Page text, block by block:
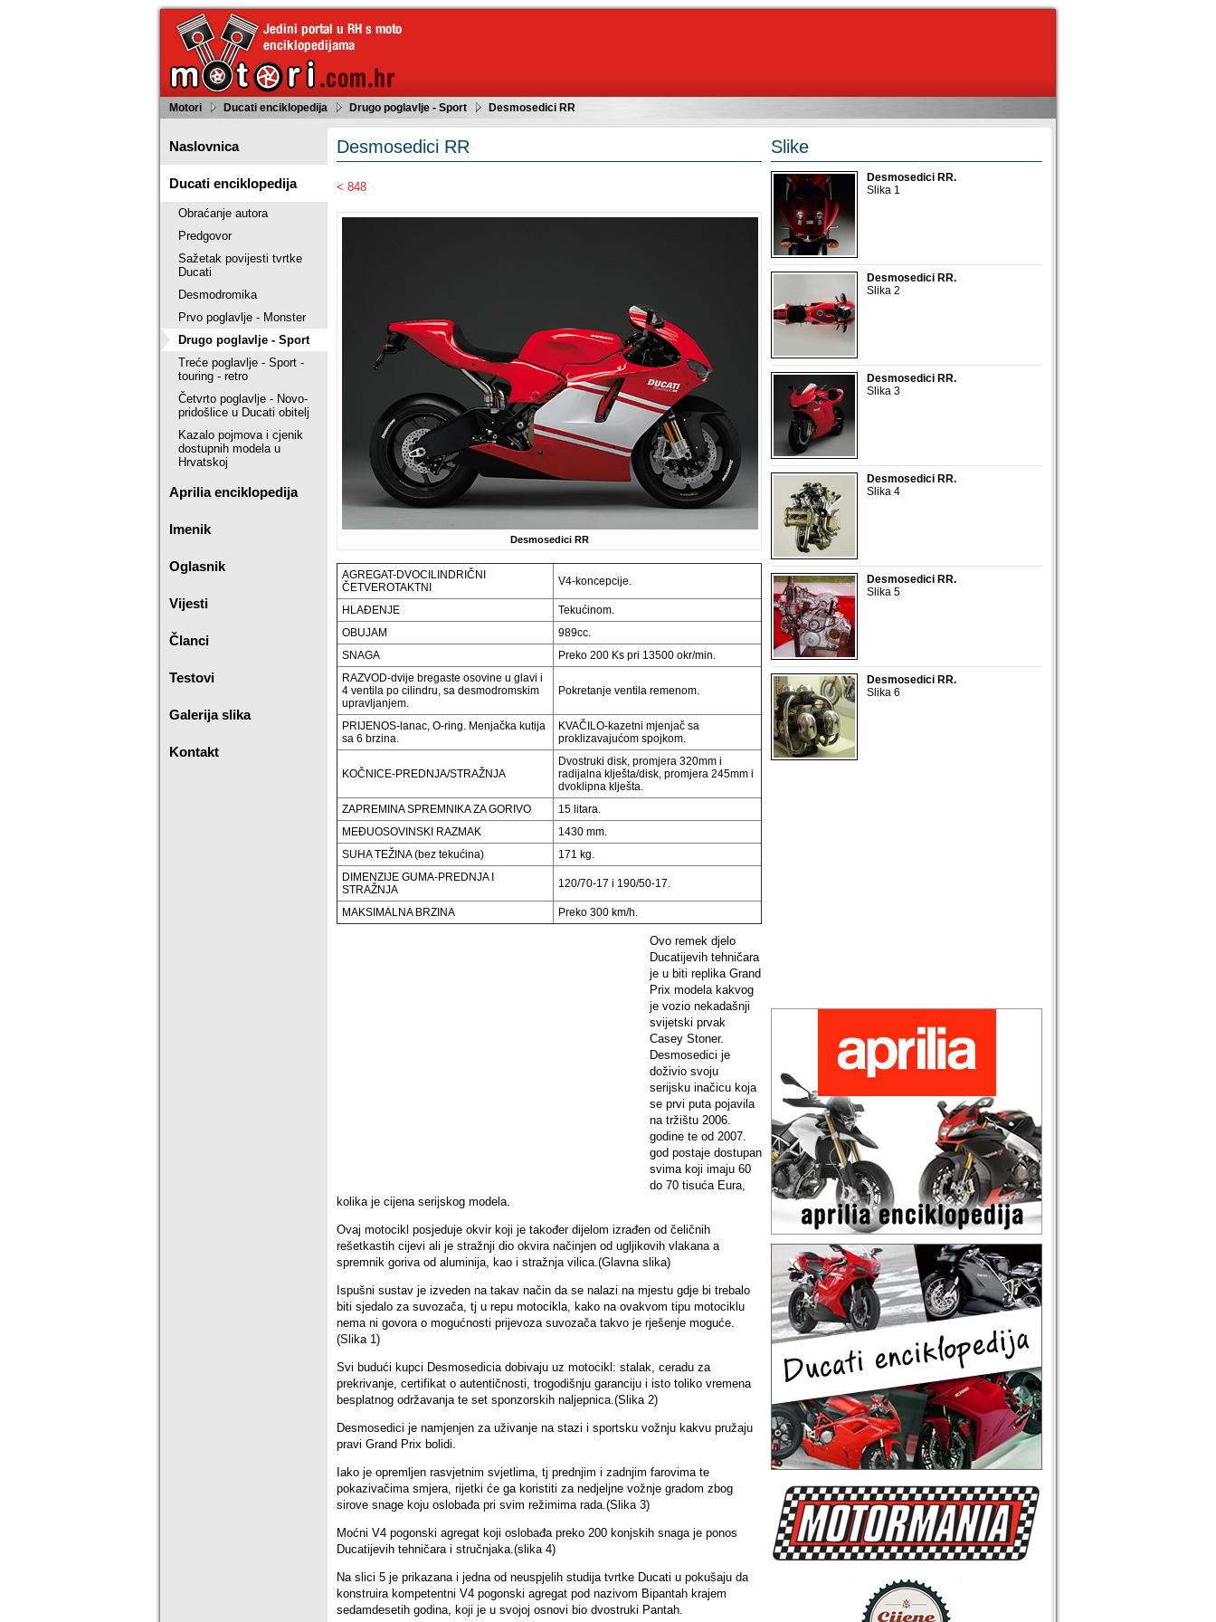
Motori Ducati enciklopedija Drugo poglavlje - Sport Desmosedici RR
Naslovnica
Ducati enciklopedija
Obraćanje autora
Predgovor
Sažetak povijesti tvrtke
Ducati
Desmodromika
Prvo poglavlje - Monster
Drugo poglavlje - Sport
Treće poglavlje - Sport -
touring - retro
Četvrto poglavlje - Novo-
pridošlice u Ducati obitelj
Kazalo pojmova i cjenik
dostupnih modela u
Hrvatskoj
Aprilia enciklopedija
Imenik
Oglasnik
Vijesti
Članci
Testovi
Galerija slika
Kontakt
Desmosedici RR
< 848
Desmosedici RR
AGREGAT-DVOCILINDRIČNI
ČETVEROTAKTNI
V4-koncepcije.
HLAĐENJE
Tekućinom.
OBUJAM
989cc.
SNAGA
Preko 200 Ks pri 13500 okr/min.
RAZVOD-dvije bregaste osovine u glavi i
4 ventila po cilindru, sa desmodromskim
upravljanjem.
Pokretanje ventila remenom.
PRIJENOS-lanac, O-ring. Menjačka kutija
sa 6 brzina.
KVAČILO-kazetni mjenjač sa
proklizavajućom spojkom.
KOČNICE-PREDNJA/STRAŽNJA
Dvostruki disk, promjera 320mm i
radijalna klješta/disk, promjera 245mm i
dvoklipna klješta.
ZAPREMINA SPREMNIKA ZA GORIVO
15 litara.
MEĐUOSOVINSKI RAZMAK
1430 mm.
SUHA TEŽINA (bez tekućina)
171 kg.
DIMENZIJE GUMA-PREDNJA I
STRAŽNJA
120/70-17 i 190/50-17.
MAKSIMALNA BRZINA Preko 300 km/h.
Ovo remek djelo
Ducatijevih tehničara
je u biti replika Grand
Prix modela kakvog
je vozio nekadašnji
svijetski prvak
Casey Stoner.
Desmosedici je
doživio svoju
serijsku inačicu koja
se prvi puta pojavila
na tržištu 2006.
godine te od 2007.
god postaje dostupan
svima koji imaju 60
do 70 tisuća Eura,
kolika je cijena serijskog modela.
Ovaj motocikl posjeduje okvir koji je također dijelom izrađen od čeličnih
rešetkastih cijevi ali je stražnji dio okvira načinjen od ugljikovih vlakana a
spremnik goriva od aluminija, kao i stražnja vilica.(Glavna slika)
Ispušni sustav je izveden na takav način da se nalazi na mjestu gdje bi trebalo
biti sjedalo za suvozača, tj u repu motocikla, kako na ovakvom tipu motociklu
nema ni govora o mogućnosti prijevoza suvozača takvo je rješenje moguće.
(Slika 1)
Svi budući kupci Desmosedicia dobivaju uz motocikl: stalak, ceradu za
prekrivanje, certifikat o autentičnosti, trogodišnju garanciju i isto toliko vremena
besplatnog održavanja te set sponzorskih naljepnica.(Slika 2)
Desmosedici je namjenjen za uživanje na stazi i sportsku vožnju kakvu pružaju
pravi Grand Prix bolidi.
Iako je opremljen rasvjetnim svjetlima, tj prednjim i zadnjim farovima te
pokazivačima smjera, rijetki će ga koristiti za nedjeljne vožnje gradom zbog
sirove snage koju oslobađa pri svim režimima rada.(Slika 3)
Moćni V4 pogonski agregat koji oslobađa preko 200 konjskih snaga je ponos
Ducatijevih tehničara i stručnjaka.(slika 4)
Na slici 5 je prikazana i jedna od neuspjelih studija tvrtke Ducati u pokušaju da
konstruira kompetentni V4 pogonski agregat pod nazivom Bipantah krajem
sedamdesetih godina, koji je u svojoj osnovi bio dvostruki Pantah.
Slike
Desmosedici RR.
Slika 1
Desmosedici RR.
Slika 2
Desmosedici RR.
Slika 3
Desmosedici RR.
Slika 4
Desmosedici RR.
Slika 5
Desmosedici RR.
Slika 6